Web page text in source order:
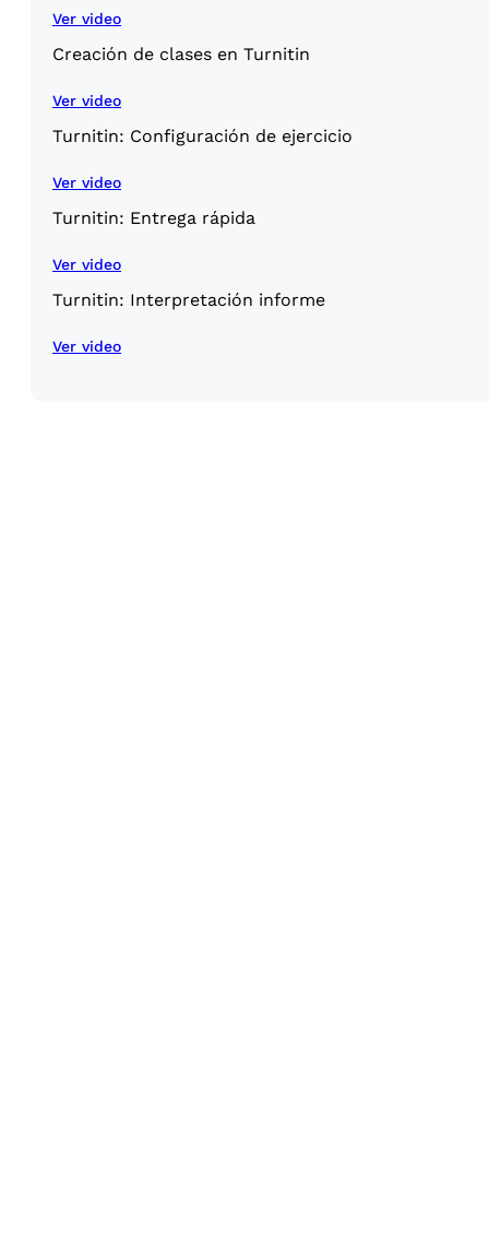
Ver video
Creación de clases en Turnitin
Ver video
Turnitin: Configuración de ejercicio
Ver video
Turnitin: Entrega rápida
Ver video
Turnitin: Interpretación informe
Ver video